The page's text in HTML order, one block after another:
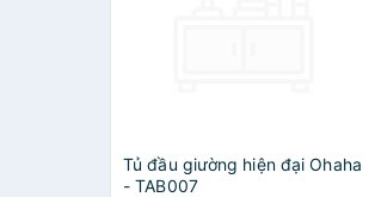
Tủ đầu giường hiện đại Ohaha
- TAB007